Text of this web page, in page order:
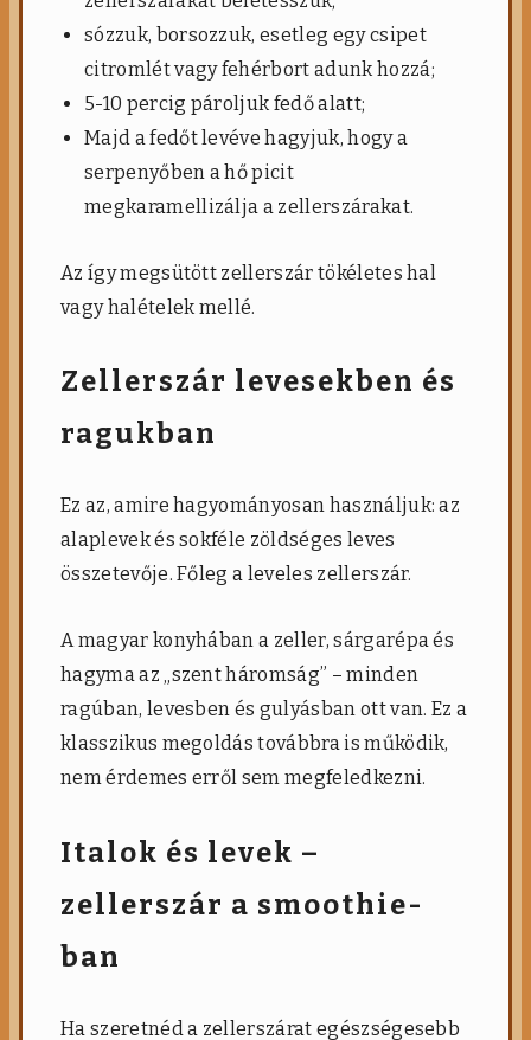
sózzuk, borsozzuk, esetleg egy csipet
citromlét vagy fehérbort adunk hozzá;
5-10 percig pároljuk fedő alatt;
Majd a fedőt levéve hagyjuk, hogy a
serpenyőben a hő picit
megkaramellizálja a zellerszárakat.
Az így megsütött zellerszár tökéletes hal
vagy halételek mellé.
Zellerszár levesekben és
ragukban
Ez az, amire hagyományosan használjuk: az
alaplevek és sokféle zöldséges leves
összetevője. Főleg a leveles zellerszár.
A magyar konyhában a zeller, sárgarépa és
hagyma az „szent háromság” – minden
ragúban, levesben és gulyásban ott van. Ez a
klasszikus megoldás továbbra is működik,
nem érdemes erről sem megfeledkezni.
Italok és levek –
zellerszár a smoothie-
ban
Ha szeretnéd a zellerszárat egészségesebb